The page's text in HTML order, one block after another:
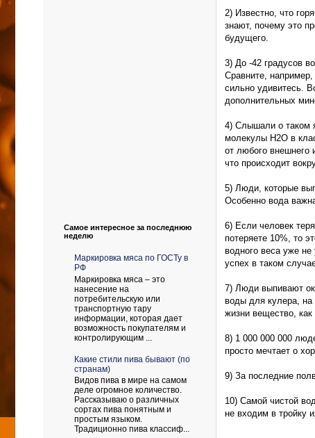
2) Известно, что
знают, почему это
будущего.
3) До -42 градусов
Сравните,
сильно удивитесь.
дополнительных
4) Слышали о таком
молекулы Н2О в
от любого внешнего
что происходит
5) Люди, которые
Особенно вода
6) Если человек
потеряете 10%, то
водного веса уже
успех в таком
7) Люди выпивают
воды для кулера, на
жизни вещество, как
8) 1 000 000 000
просто мечтает о
9) За последние
10) Самой чистой
не входим в тройку
Самое интересное за последнюю
неделю
Маркировка мяса по ГОСТу в
РФ
Маркировка мяса – это
нанесение на
потребительскую или
транспортную тару
информации, которая дает
возможность покупателям и
контролирующим ...
Какие стили пива бывают (по
странам)
Видов пива в мире на самом
деле огромное количество.
Рассказываю о различных
сортах пива понятным и
простым языком.
Традиционно пива классиф...